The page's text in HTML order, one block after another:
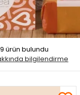
ürün bulundu
bilgilendirme